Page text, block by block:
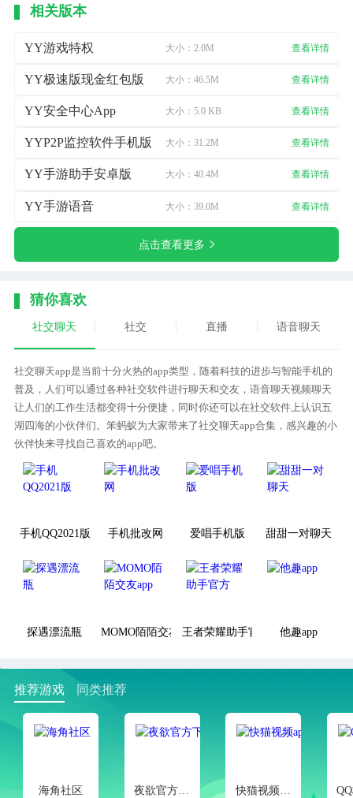
相关版本
YY游戏特权 大小：2.0M 查看详情
YY极速版现金红包版 大小：46.5M 查看详情
YY安全中心App 大小：5.0 KB 查看详情
YYP2P监控软件手机版 大小：31.2M 查看详情
YY手游助手安卓版 大小：40.4M 查看详情
YY手游语音 大小：39.0M 查看详情
点击查看更多
猜你喜欢
社交聊天 社交 直播 语音聊天
社交聊天app是当前十分火热的app类型，随着科技的进步与智能手机的
普及，人们可以通过各种社交软件进行聊天和交友，语音聊天视频聊天
让人们的工作生活都变得十分便捷，同时你还可以在社交软件上认识五
湖四海的小伙伴们。笨蚂蚁为大家带来了社交聊天app合集，感兴趣的小
伙伴快来寻找自己喜欢的app吧。
手机QQ2021版 手机批改网 爱唱手机版 甜甜一对聊天
探遇漂流瓶 MOMO陌陌交友app王者荣耀助手官方 他趣app
推荐游戏 同类推荐
海角社区 夜欲官方下载 快猫视频app